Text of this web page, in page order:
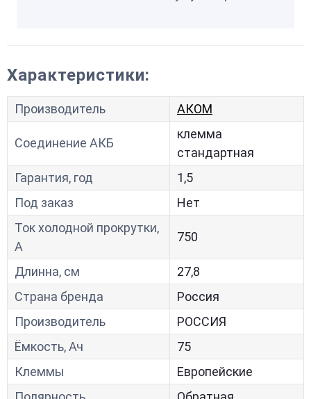
Характеристики:
Производитель АКОМ
Соединение АКБ
клемма
стандартная
Гарантия, год
1,5
Под заказ
Нет
Ток холодной прокрутки,
A
750
Длинна, см
27,8
Страна бренда
Россия
Производитель
РОССИЯ
Ёмкость, Ач
75
Клеммы
Европейские